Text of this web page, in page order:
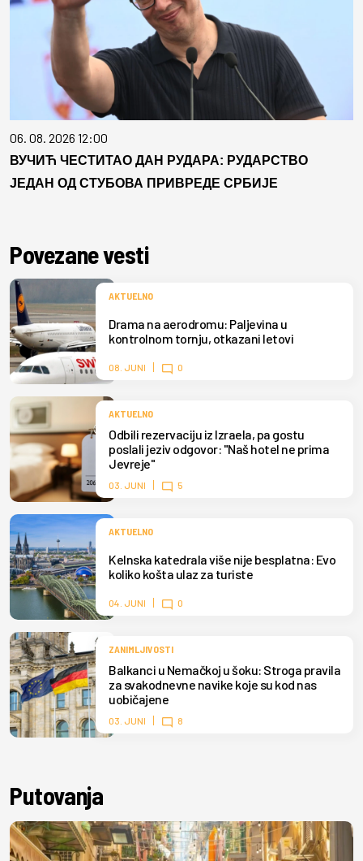
06. 08. 2026 12:00
ВУЧИЋ ЧЕСТИТАО ДАН РУДАРА: РУДАРСТВО
ЈЕДАН ОД СТУБОВА ПРИВРЕДЕ СРБИЈЕ
Povezane vesti
AKTUELNO
Drama na aerodromu: Paljevina u
kontrolnom tornju, otkazani letovi
08. JUNI 0
AKTUELNO
Odbili rezervaciju iz Izraela, pa gostu
poslali jeziv odgovor: "Naš hotel ne prima
Jevreje"
03. JUNI 5
AKTUELNO
Kelnska katedrala više nije besplatna: Evo
koliko košta ulaz za turiste
04. JUNI 0
ZANIMLJIVOSTI
Balkanci u Nemačkoj u šoku: Stroga pravila
za svakodnevne navike koje su kod nas
uobičajene
03. JUNI 8
Putovanja